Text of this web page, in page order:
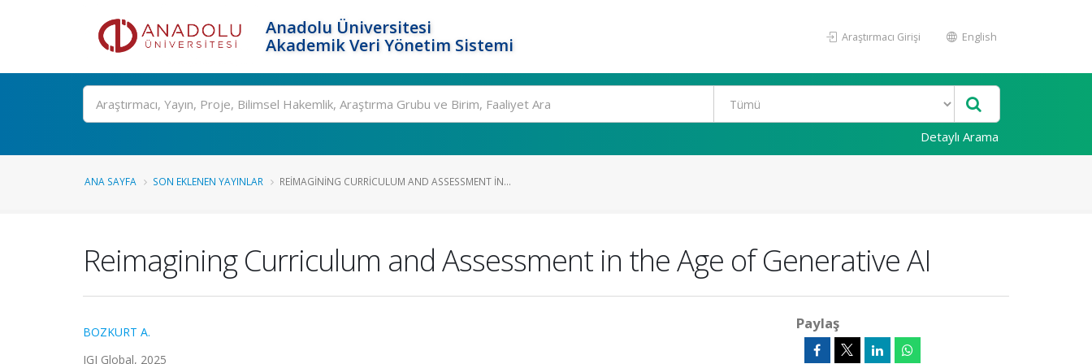
Anadolu Üniversitesi
Akademik Veri Yönetim Sistemi
Araştırmacı Girişi English
Ara
Detaylı Arama
ANA SAYFA SON EKLENEN YAYINLAR REIMAGINING CURRICULUM AND ASSESSMENT IN...
Reimagining Curriculum and Assessment in the Age of Generative AI
BOZKURT A.
IGI Global, 2025
Paylaş